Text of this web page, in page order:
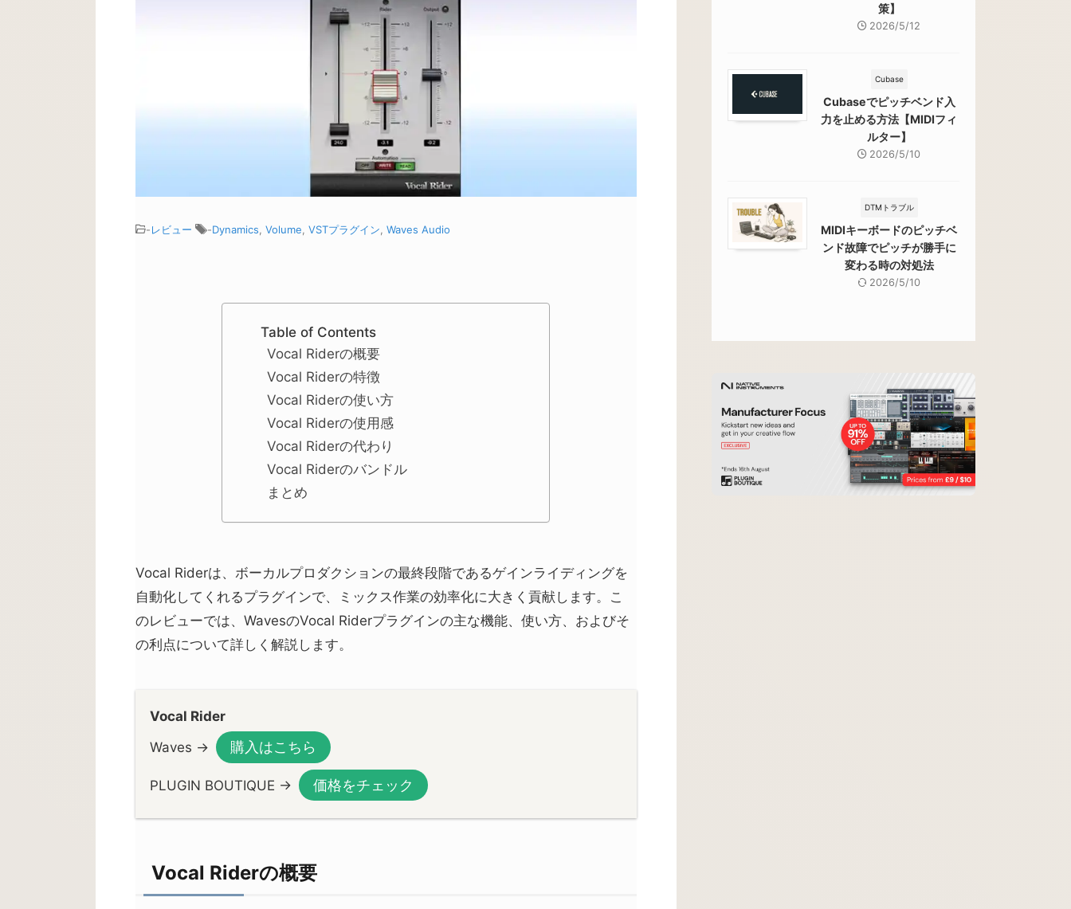
-レビュー -Dynamics Volume VSTプラグイン Waves Audio
Table of Contents
Vocal Riderの概要
Vocal Riderの特徴
Vocal Riderの使い方
Vocal Riderの使用感
Vocal Riderの代わり
Vocal Riderのバンドル
まとめ
Vocal Riderは、ボーカルプロダクションの最終段階であるゲインライディングを
自動化してくれるプラグインで、ミックス作業の効率化に大きく貢献します。こ
のレビューでは、WavesのVocal Riderプラグインの主な機能、使い方、およびそ
の利点について詳しく解説します。
Vocal Rider
Waves →
購入はこちら
PLUGIN BOUTIQUE → 価格をチェック
Vocal Riderの概要
策】
2026/5/12
Cubase
Cubaseでピッチベンド入
力を止める方法【MIDIフィ
ルター】
2026/5/10
DTMトラブル
MIDIキーボードのピッチベ
ンド故障でピッチが勝手に
変わる時の対処法
2026/5/10